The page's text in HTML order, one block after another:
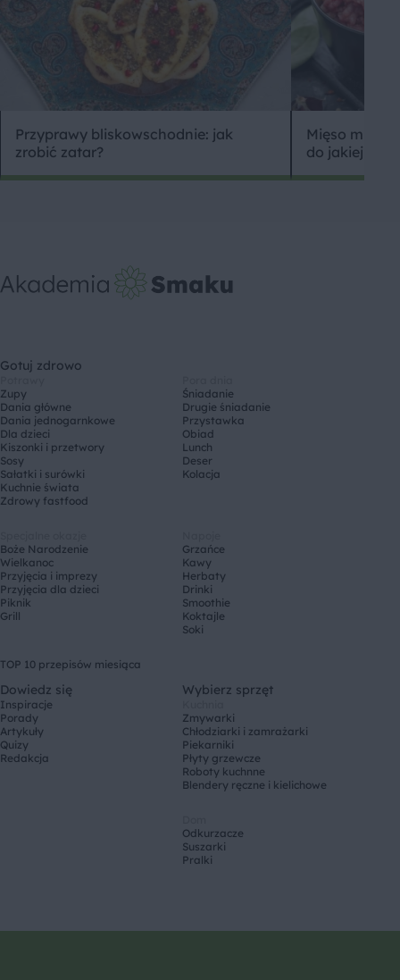
Przyprawy bliskowschodnie: jak
zrobić zatar?
Mięso
do jakiej
Gotuj zdrowo
Zupy
Dania główne
Dania jednogarnkowe
Dla dzieci
Kiszonki i przetwory
Sosy
Sałatki i surówki
Kuchnie świata
Zdrowy fastfood
Śniadanie
Drugie śniadanie
Przystawka
Obiad
Lunch
Deser
Kolacja
Boże Narodzenie
Wielkanoc
Przyjęcia i imprezy
Przyjęcia dla dzieci
Piknik
Grill
Grzańce
Kawy
Herbaty
Drinki
Smoothie
Koktajle
Soki
TOP 10 przepisów miesiąca
Dowiedz się
Inspiracje
Porady
Artykuły
Quizy
Redakcja
Wybierz sprzęt
Zmywarki
Chłodziarki i zamrażarki
Piekarniki
Płyty grzewcze
Roboty kuchnne
Blendery ręczne i kielichowe
Odkurzacze
Suszarki
Pralki